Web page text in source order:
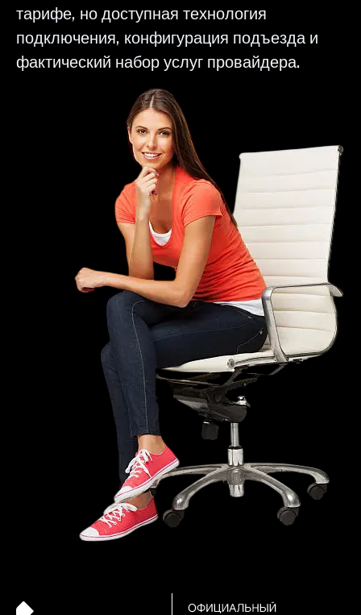
тарифе, но доступная технология
подключения, конфигурация подъезда и
фактический набор услуг провайдера.